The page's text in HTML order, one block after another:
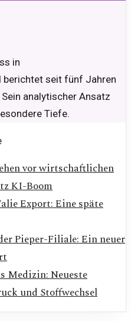
in
seit fünf Jahren
analytischer Ansatz
Tiefe.
vor wirtschaftlichen
KI-Boom
Export: Eine späte
Pieper-Filiale: Ein neuer
Medizin: Neueste
und Stoffwechsel